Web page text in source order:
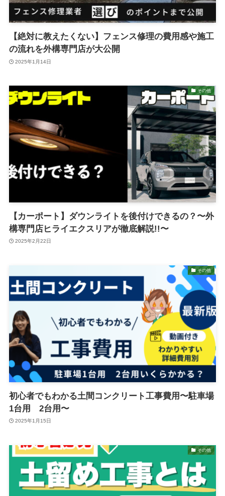
【絶対に教えたくない】フェンス修理の費用感や施工
の流れを外構専門店が大公開
2025年1月14日
その他
【カーポート】ダウンライトを後付けできるの？〜外
構専門店ヒライエクスリアが徹底解説!!〜
2025年2月22日
その他
初心者でもわかる土間コンクリート工事費用〜駐車場
1台用 2台用〜
2025年1月15日
その他